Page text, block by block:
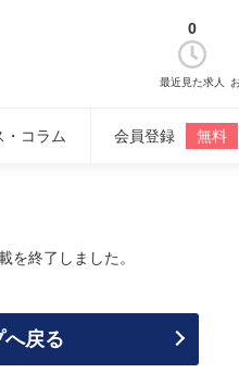
0
最近見た求人
・コラム 会員登録 無料
を終了しました。
へ戻る